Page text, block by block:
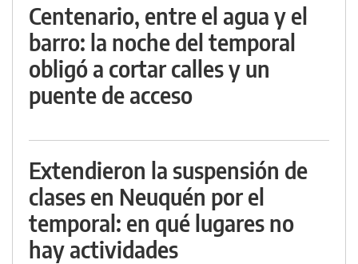
Centenario, entre el agua y el
barro: la noche del temporal
obligó a cortar calles y un
puente de acceso
Extendieron la suspensión de
clases en Neuquén por el
temporal: en qué lugares no
hay actividades